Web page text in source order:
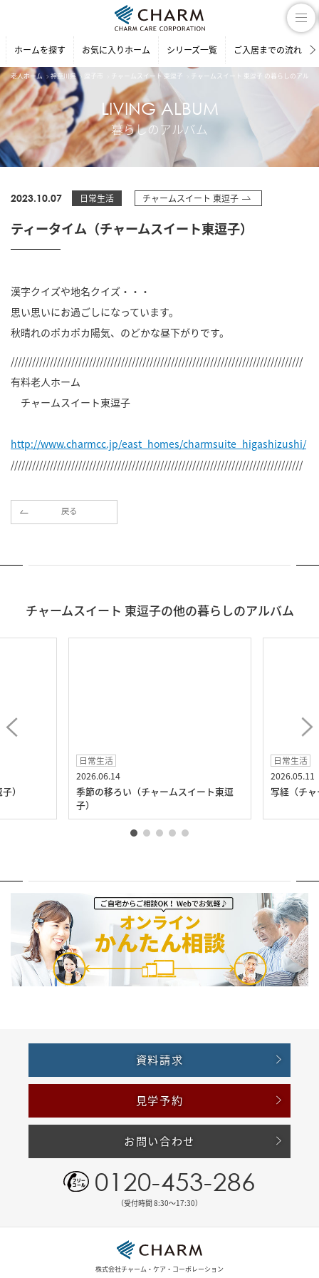
ホームを探す お気に入りホーム シリーズ一覧 ご入居までの流れ
老人ホーム 神奈川県 逗子市 チャームスイート 東逗子 チャームスイート 東逗子 の暮らしのアルバ
LIVING ALBUM
暮らしのアルバム
2023.10.07 日常生活 チャームスイート 東逗子
ティータイム（チャームスイート東逗子）
漢字クイズや地名クイズ・・・
思い思いにお過ごしになっています。
秋晴れのポカポカ陽気、のどかな昼下がりです。
//////////////////////////////////////////////////////////////////////////////////
有料老人ホーム
チャームスイート東逗子
http://www.charmcc.jp/east_homes/charmsuite_higashizushi/
//////////////////////////////////////////////////////////////////////////////////
戻る
チャームスイート 東逗子の他の暮らしのアルバム
）
日常生活
2026.06.14
季節の移ろい（チャームスイート東逗
子）
日常生活
2026.05.11
写経（チ
資料請求
見学予約
お問い合わせ
0120-453-286
（受付時間 8:30〜17:30）
株式会社チャーム・ケア・コーポレーション